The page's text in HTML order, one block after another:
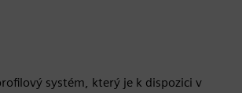
systém, který je k dispozici v